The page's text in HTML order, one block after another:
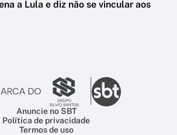
a Lula e diz não se vincular aos
Anuncie no SBT
Política de privacidade
Termos de uso